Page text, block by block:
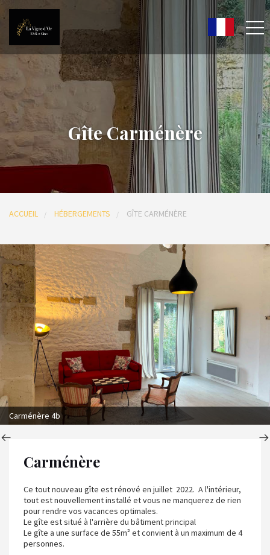
Gîte Carménère
ACCUEIL HÉBERGEMENTS GÎTE CARMÉNÈRE
Carménère 4b
Carménère
Ce tout nouveau gîte est rénové en juillet 2022. A l'intérieur,
tout est nouvellement installé et vous ne manquerez de rien
pour rendre vos vacances optimales.
Le gîte est situé à l'arrière du bâtiment principal
Le gîte a une surface de 55m² et convient à un maximum de 4
personnes.